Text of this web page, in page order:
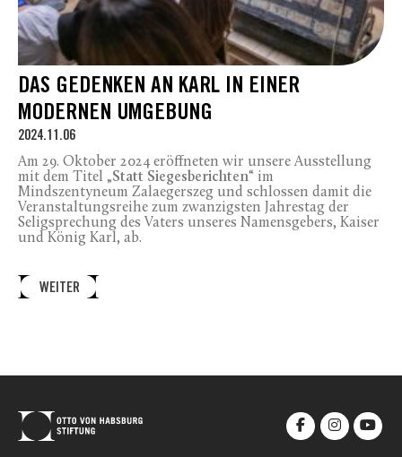
DAS GEDENKEN AN KARL IN EINER
MODERNEN UMGEBUNG
2024.11.06
Am 29. Oktober 2024 eröffneten wir unsere Ausstellung
mit dem Titel „Statt Siegesberichten“ im
Mindszentyneum Zalaegerszeg und schlossen damit die
Veranstaltungsreihe zum zwanzigsten Jahrestag der
Seligsprechung des Vaters unseres Namensgebers, Kaiser
und König Karl, ab.
WEITER